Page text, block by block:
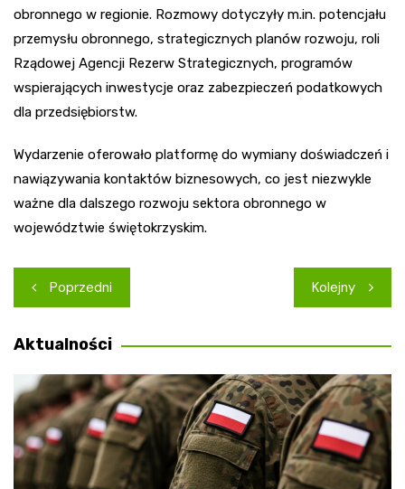
obronnego w regionie. Rozmowy dotyczyły m.in. potencjału
przemysłu obronnego, strategicznych planów rozwoju, roli
Rządowej Agencji Rezerw Strategicznych, programów
wspierających inwestycje oraz zabezpieczeń podatkowych
dla przedsiębiorstw.
Wydarzenie oferowało platformę do wymiany doświadczeń i
nawiązywania kontaktów biznesowych, co jest niezwykle
ważne dla dalszego rozwoju sektora obronnego w
województwie świętokrzyskim.
Nawigacja
wpisu
Poprzedni Kolejny
Aktualności